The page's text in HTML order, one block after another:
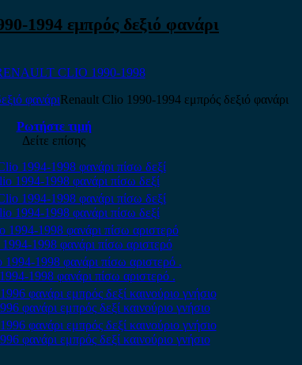
1994 εμπρός δεξιό φανάρι
CLIO 1990-1998
Renault Clio 1990-1994 εμπρός δεξιό φανάρι
Ρωτήστε τιμή
Δείτε επίσης
1994-1998 φανάρι πίσω δεξί
1994-1998 φανάρι πίσω δεξί
1998 φανάρι πίσω αριστερό
1998 φανάρι πίσω αριστερό .
φανάρι εμπρός δεξί καινούριο γνήσιο
φανάρι εμπρός δεξί καινούριο γνήσιο